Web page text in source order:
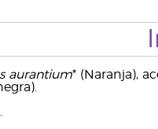
aurantium* (Naranja),